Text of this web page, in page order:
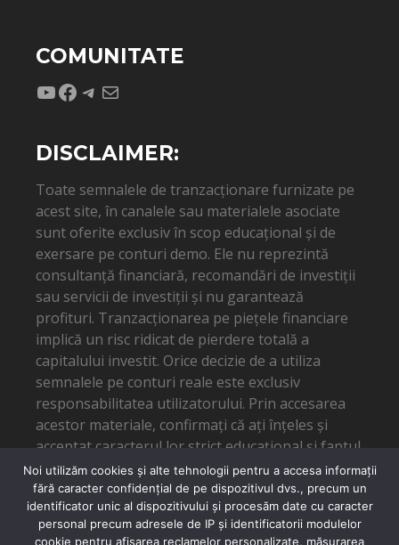
COMUNITATE
YouTube
Facebook
Telegram
Mail
DISCLAIMER:
Toate semnalele de tranzacționare furnizate pe
acest site, în canalele sau materialele asociate
sunt oferite exclusiv în scop educațional și de
exersare pe conturi demo. Ele nu reprezintă
consultanță financiară, recomandări de investiții
sau servicii de investiții și nu garantează
profituri. Tranzacționarea pe piețele financiare
implică un risc ridicat de pierdere totală a
capitalului investit. Orice decizie de a utiliza
semnalele pe conturi reale este exclusiv
responsabilitatea utilizatorului. Prin accesarea
acestor materiale, confirmați că ați înțeles și
acceptat caracterul lor strict educațional și faptul
că autorul nu poate fi tras la răspundere pentru
eventuale pierderi financiare.
Noi utilizăm cookies și alte tehnologii pentru a accesa informații
fără caracter confidențial de pe dispozitivul dvs., precum un
identificator unic al dispozitivului și procesăm date cu caracter
personal precum adresele de IP și identificatorii modulelor
cookie pentru afișarea reclamelor personalizate, măsurarea